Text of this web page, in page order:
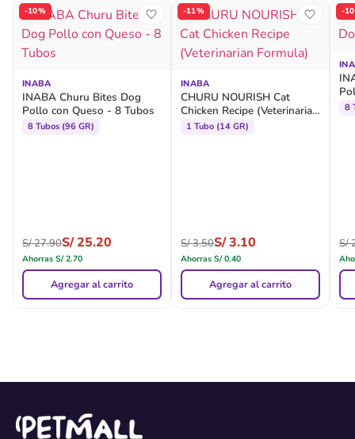
-10%
INABA
INABA Churu Bites Dog
Pollo con Queso - 8 Tubos
8 Tubos (96 GR)
S/27.90S/25.20
Ahorras S/2.70
Agregar al carrito
-11%
INABA
CHURU NOURISH Cat
Chicken Recipe (Veterinarian
Formula)
1 Tubo (14 GR)
S/3.50S/3.10
Ahorras S/0.40
Agregar al carrito
-
8
S/